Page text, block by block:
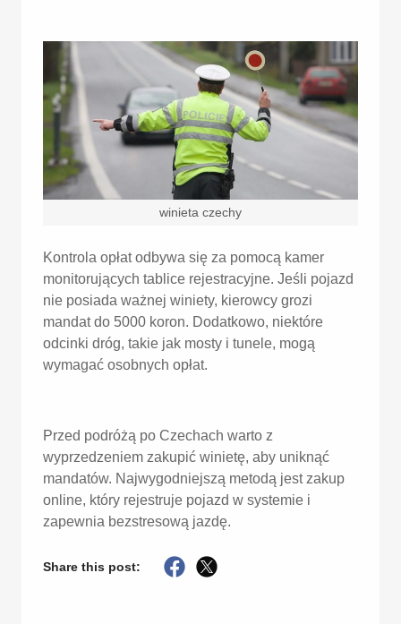
winieta czechy
Kontrola opłat odbywa się za pomocą kamer
monitorujących tablice rejestracyjne. Jeśli pojazd
nie posiada ważnej winiety, kierowcy grozi
mandat do 5000 koron. Dodatkowo, niektóre
odcinki dróg, takie jak mosty i tunele, mogą
wymagać osobnych opłat.
Przed podróżą po Czechach warto z
wyprzedzeniem zakupić winietę, aby uniknąć
mandatów. Najwygodniejszą metodą jest zakup
online, który rejestruje pojazd w systemie i
zapewnia bezstresową jazdę.
Share this post: